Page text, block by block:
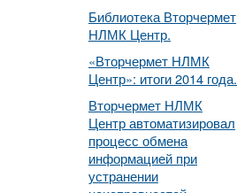
Библиотека Вторчермет
НЛМК Центр.
«Вторчермет НЛМК
Центр»: итоги 2014 года.
Вторчермет НЛМК
Центр автоматизировал
процесс обмена
информацией при
устранении